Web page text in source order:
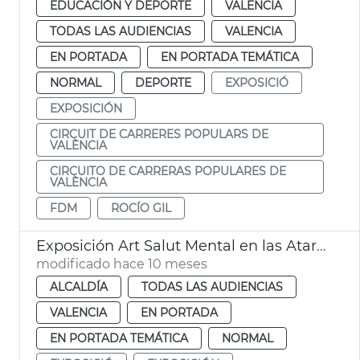
EDUCACIÓN Y DEPORTE
VALENCIA
TODAS LAS AUDIENCIAS
VALENCIA
EN PORTADA
EN PORTADA TEMÁTICA
NORMAL
DEPORTE
EXPOSICIÓ
EXPOSICIÓN
CIRCUIT DE CARRERES POPULARS DE
VALÈNCIA
CIRCUITO DE CARRERAS POPULARES DE
VALÈNCIA
FDM
ROCÍO GIL
Exposición Art Salut Mental en las Atarazanas
modificado hace 10 meses
ALCALDÍA
TODAS LAS AUDIENCIAS
VALENCIA
EN PORTADA
EN PORTADA TEMÁTICA
NORMAL